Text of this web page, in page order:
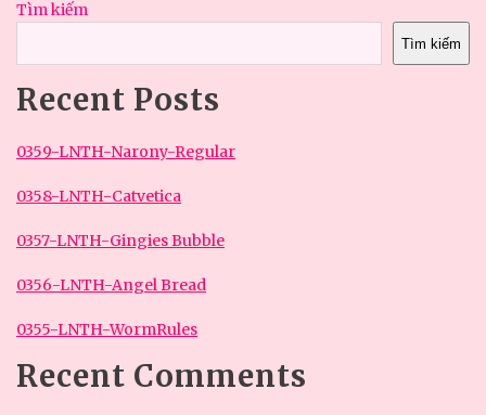
Tìm kiếm
Tìm kiếm
Recent Posts
0359-LNTH-Narony-Regular
0358-LNTH-Catvetica
0357-LNTH-Gingies Bubble
0356-LNTH-Angel Bread
0355-LNTH-WormRules
Recent Comments